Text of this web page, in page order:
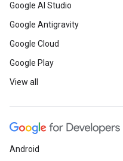
Google AI Studio
Google Antigravity
Google Cloud
Google Play
View all
Android